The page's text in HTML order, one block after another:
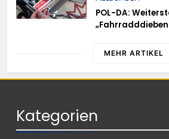
POL-DA:
Anmeldung
MEHR ARTIKEL
Kategorien